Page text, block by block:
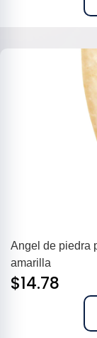
Angel de piedra
amarilla
$14.78